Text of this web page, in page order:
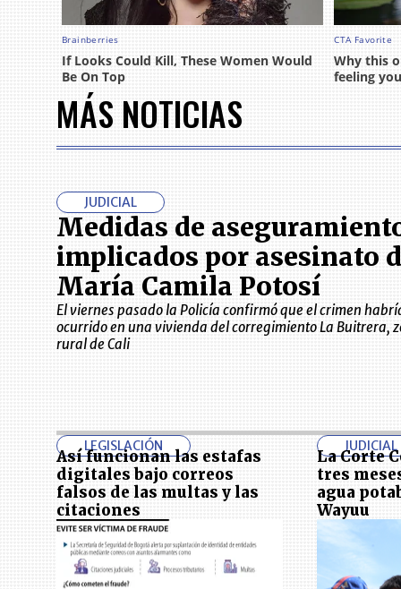
MÁS NOTICIAS
JUDICIAL
Medidas de
implicados por asesinato
María Camila Potosí
El viernes pasado la Policía confirmó que el crimen
ocurrido en una vivienda del corregimiento La Buitrera,
rural de Cali
LEGISLACIÓN
Así funcionan las estafas
digitales bajo correos
falsos de las multas y las
citaciones
JUDICIAL
La Corte
tres
agua
Wayuu